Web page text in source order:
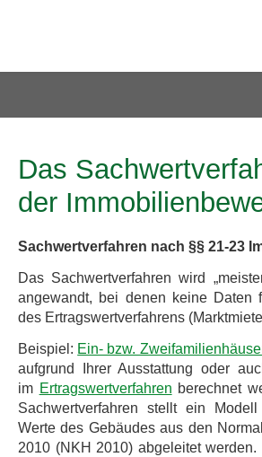
Das
der
Sachwertverfahren nach §§ 21-23
Das Sachwertverfahren wird
angewandt, bei denen keine Daten
des Ertragswertverfahrens
Beispiel: Ein- bzw.
aufgrund Ihrer Ausstattung oder
im Ertragswertverfahren berechnet
Sachwertverfahren stellt ein
Werte des Gebäudes aus den
2010 (NKH 2010) abgeleitet